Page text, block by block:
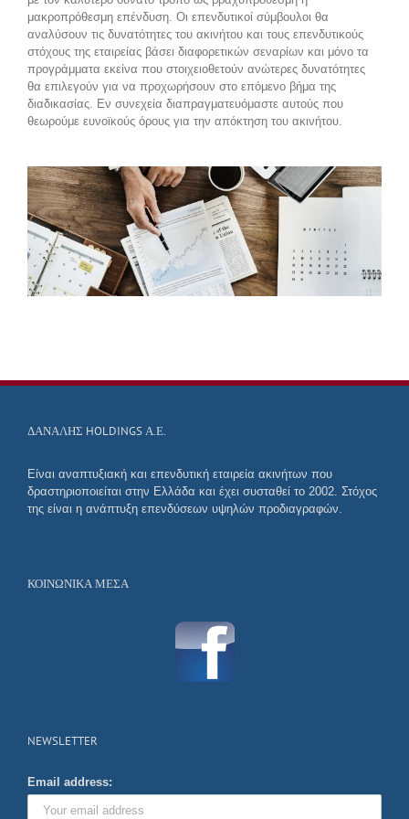
μακροπρόθεσμη επένδυση. Οι επενδυτικοί σύμβουλοι θα
αναλύσουν τις δυνατότητες του ακινήτου και τους επενδυτικούς
στόχους της εταιρείας βάσει διαφορετικών σεναρίων και μόνο τα
προγράμματα εκείνα που στοιχειοθετούν ανώτερες δυνατότητες
θα επιλεγούν για να προχωρήσουν στο επόμενο βήμα της
διαδικασίας. Εν συνεχεία διαπραγματευόμαστε αυτούς που
θεωρούμε ευνοϊκούς όρους για την απόκτηση του ακινήτου.
ΔΑΝΑΛΗΣ HOLDINGS Α.Ε.
Είναι αναπτυξιακή και επενδυτική εταιρεία ακινήτων που
δραστηριοποιείται στην Ελλάδα και έχει συσταθεί το 2002. Στόχος
της είναι η ανάπτυξη επενδύσεων υψηλών προδιαγραφών.
ΚΟΙΝΩΝΙΚΆ ΜΈΣΑ
NEWSLETTER
Email address: